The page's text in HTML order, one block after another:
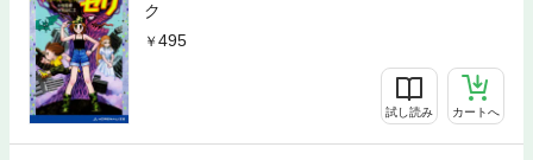
ク
495
試し読み カートへ